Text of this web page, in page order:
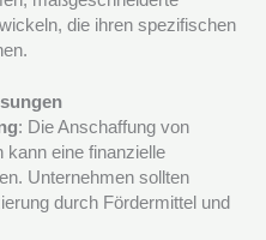
die ihren spezifischen
: Die Anschaffung von
kann eine finanzielle
Unternehmen sollten
durch Fördermittel und